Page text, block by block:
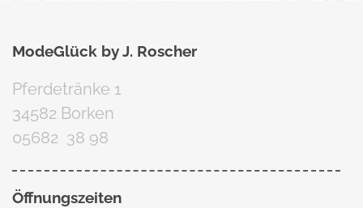
ModeGlück by J. Roscher
Pferdetränke 1
34582 Borken
05682 38 98
Öffnungszeiten